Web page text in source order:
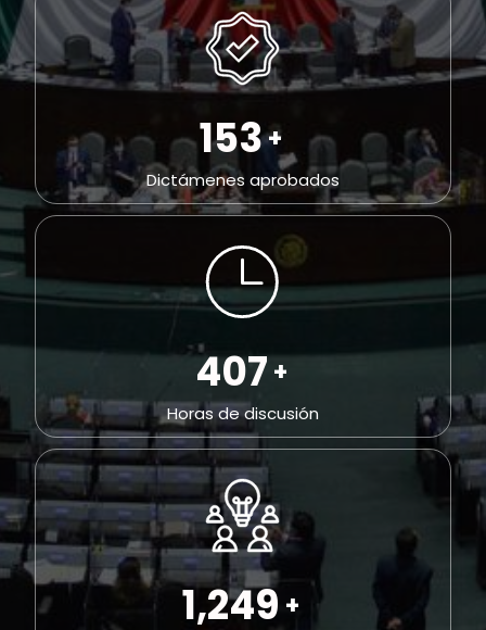
258+
Dictámenes aprobados
698+
Horas de discusión